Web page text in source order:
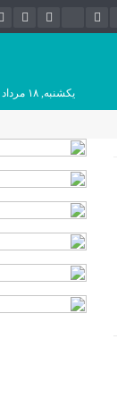
یکشنبه, ۱۸ مرداد , ۱۴۰۵